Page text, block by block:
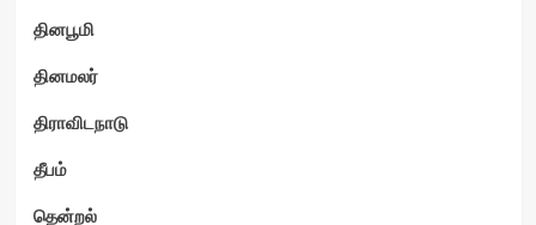
தினபூமி
தினமலர்
திராவிடநாடு
தீபம்
தென்றல்